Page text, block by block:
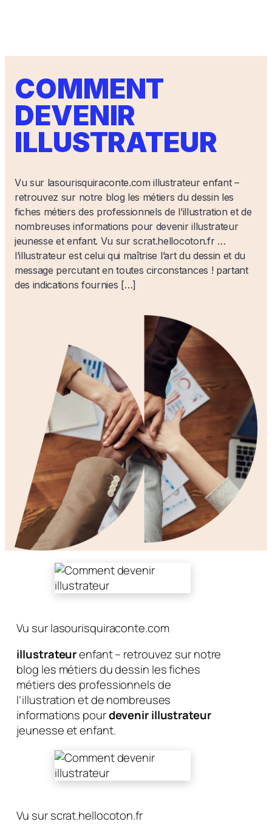
COMMENT
DEVENIR
ILLUSTRATEUR
Vu sur lasourisquiraconte.com illustrateur enfant –
retrouvez sur notre blog les métiers du dessin les
fiches métiers des professionnels de l’illustration et de
nombreuses informations pour devenir illustrateur
jeunesse et enfant. Vu sur scrat.hellocoton.fr …
l’illustrateur est celui qui maîtrise l’art du dessin et du
message percutant en toutes circonstances ! partant
des indications fournies […]
Vu sur lasourisquiraconte.com
illustrateurenfant – retrouvez sur notre
blog les métiers du dessin les fiches
métiers des professionnels de
l’illustration et de nombreuses
informations pourdevenir illustrateur
jeunesse et enfant.
Vu sur scrat.hellocoton.fr